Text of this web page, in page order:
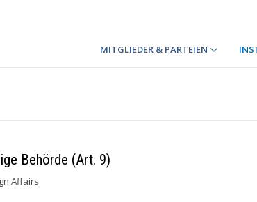
MITGLIEDER & PARTEIEN
Behörde (Art. 9)
Affairs